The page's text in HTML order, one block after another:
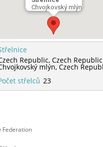
Chvojkovský mlýn
Republic,Czech Republic
mlýn,Czech
střelců 23
Federation